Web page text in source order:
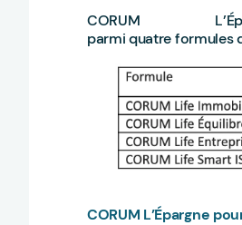
CORUM
parmi quatre formules
CORUM L’Épargne